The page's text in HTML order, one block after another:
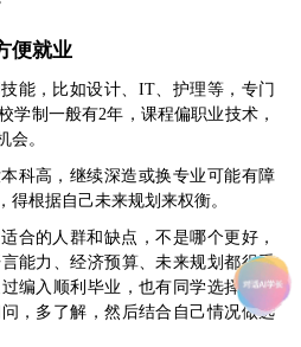
便就业
能，比如设计、IT、护理等，专门
学制一般有2年，课程偏职业技术，
会。
科高，继续深造或换专业可能有障
根据自己未来规划来权衡。
合的人群和缺点，不是哪个更好，
能力、经济预算、未来规划都很重
编入顺利毕业，也有同学选择重读
，多了解，然后结合自己情况做选